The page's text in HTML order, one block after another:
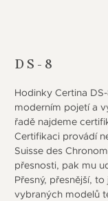
DS-8
Hodinky Certina
moderním pojetí a
řadě najdeme
Certifikaci provádí
Suisse des
přesnosti, pak mu
Přesný, přesnější,
vybraných modelů